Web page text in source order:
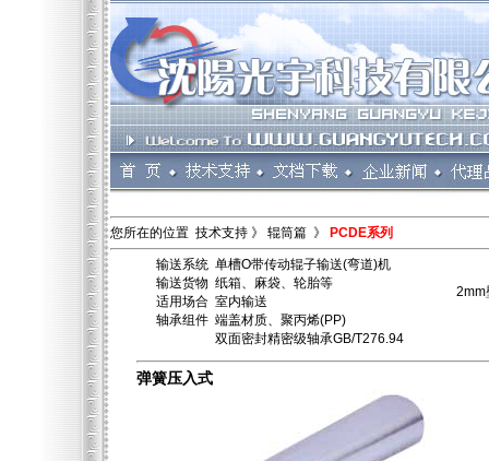
您所在的位置 技术支持 》 辊筒篇 》 PCDE系列
输送系统 单槽O带传动辊子输送(弯道)机
输送货物 纸箱、麻袋、轮胎等
适用场合 室内输送
轴承组件 端盖材质、聚丙烯(PP)
双面密封精密级轴承GB/T276.94
2mm
弹簧压入式